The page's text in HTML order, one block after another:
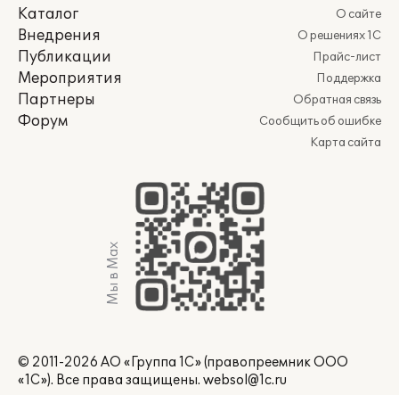
Каталог
Внедрения
Публикации
Мероприятия
Партнеры
Форум
О сайте
О решениях 1С
Прайс-лист
Поддержка
Обратная связь
Сообщить об ошибке
Карта сайта
Мы в Max
© 2011-2026 АО «Группа 1С» (правопреемник ООО
«1С»). Все права защищены. websol@1c.ru